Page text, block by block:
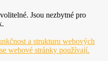
Jsou nezbytné pro
a strukturu webových
webové stránky používají.